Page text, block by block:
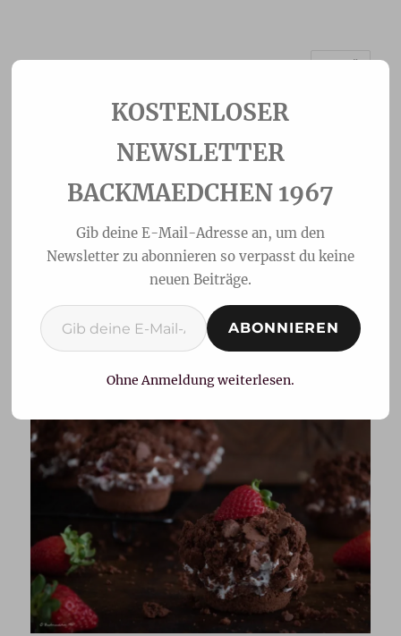
Erdbeer Maulwurf-
Muffins
NEWSLETTER
BACKMAEDCHEN 1967
Gib deine E-Mail-Adresse an, um den
Newsletter zu abonnieren so verpasst du keine
neuen Beiträge.
Gib deine E-Mail-Adresse ein ...
ABONNIEREN
Ohne Anmeldung weiterlesen.